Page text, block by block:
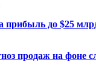
прибыль до $25
продаж на фоне